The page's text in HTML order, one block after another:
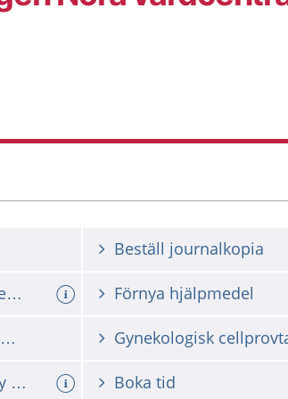
Beställ journalkopia
Skicka meddelande i pågående vårdärende Förnya hjälpmedel
Avboka eller omboka tid - Barnmorskemottagning
Gynekologisk cellprovtagning - Boka ny tid om du har avbokat Boka tid